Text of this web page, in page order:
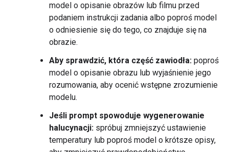
model o opisanie obrazów lub filmu przed
podaniem instrukcji zadania albo poproś model
o odniesienie się do tego, co znajduje się na
obrazie.
Aby sprawdzić, która część zawiodła: poproś
model o opisanie obrazu lub wyjaśnienie jego
rozumowania, aby ocenić wstępne zrozumienie
modelu.
Jeśli prompt spowoduje wygenerowanie
halucynacji: spróbuj zmniejszyć ustawienie
temperatury lub poproś model o krótsze opisy,